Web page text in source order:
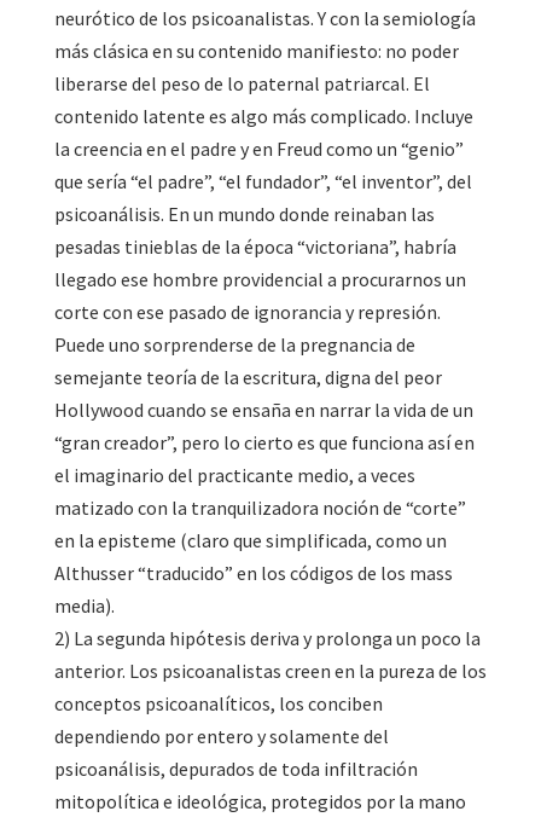
neurótico de los psicoanalistas. Y con la semiología
más clásica en su contenido manifiesto: no poder
liberarse del peso de lo paternal patriarcal. El
contenido latente es algo más complicado. Incluye
la creencia en el padre y en Freud como un “genio”
que sería “el padre”, “el fundador”, “el inventor”, del
psicoanálisis. En un mundo donde reinaban las
pesadas tinieblas de la época “victoriana”, habría
llegado ese hombre providencial a procurarnos un
corte con ese pasado de ignorancia y represión.
Puede uno sorprenderse de la pregnancia de
semejante teoría de la escritura, digna del peor
Hollywood cuando se ensaña en narrar la vida de un
“gran creador”, pero lo cierto es que funciona así en
el imaginario del practicante medio, a veces
matizado con la tranquilizadora noción de “corte”
en la episteme (claro que simplificada, como un
Althusser “traducido” en los códigos de los mass
media).
2) La segunda hipótesis deriva y prolonga un poco la
anterior. Los psicoanalistas creen en la pureza de los
conceptos psicoanalíticos, los conciben
dependiendo por entero y solamente del
psicoanálisis, depurados de toda infiltración
mitopolítica e ideológica, protegidos por la mano